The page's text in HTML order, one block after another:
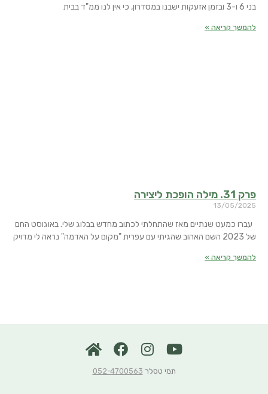
בני 6 ו-3 ובזמן אזעקות ישבנו במסדרון, כי אין לנו ממ"ד בבית
להמשך קריאה »
פרק 31. מילה הופכת ליצירה
13/05/2025
עברו כמעט שנתיים מאז שהתחלתי לכתוב מחדש בבלוג שלי. באוגוסט החם
של 2023 השם האהוב שהגיתי עם עפרית "מקום על האדמה" נראה לי מדויק
להמשך קריאה »
תמי טסלר 052-4700563